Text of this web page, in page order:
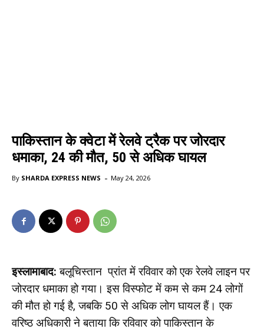
पाकिस्तान के क्वेटा में रेलवे ट्रैक पर जोरदार
धमाका, 24 की मौत, 50 से अधिक घायल
By SHARDA EXPRESS NEWS - May 24, 2026
इस्लामाबाद: बलूचिस्तान प्रांत में रविवार को एक रेलवे लाइन पर
जोरदार धमाका हो गया। इस विस्फोट में कम से कम 24 लोगों
की मौत हो गई है, जबकि 50 से अधिक लोग घायल हैं। एक
वरिष्ठ अधिकारी ने बताया कि रविवार को पाकिस्तान के